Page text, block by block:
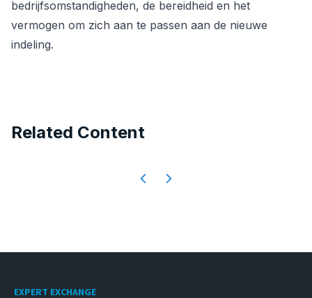
bedrijfsomstandigheden, de bereidheid en het
vermogen om zich aan te passen aan de nieuwe
indeling.
Related Content
Footer
EXPERT EXCHANGE